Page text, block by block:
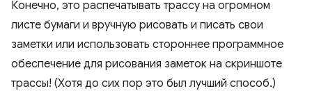
Конечно, это распечатывать трассу на огромном
листе бумаги и вручную рисовать и писать свои
заметки или использовать стороннее программное
обеспечение для рисования заметок на скриншоте
трассы! (Хотя до сих пор это был лучший способ.)